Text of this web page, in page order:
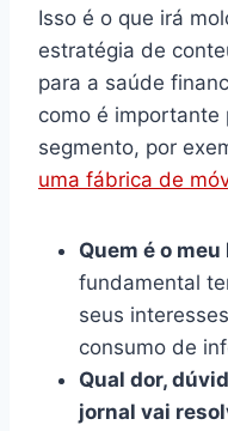
Isso é o que irá
estratégia de
para a saúde
como é importante
segmento, por
uma fábrica de
Quem é o
fundamental
seus
consumo de
Qual dor,
jornal vai